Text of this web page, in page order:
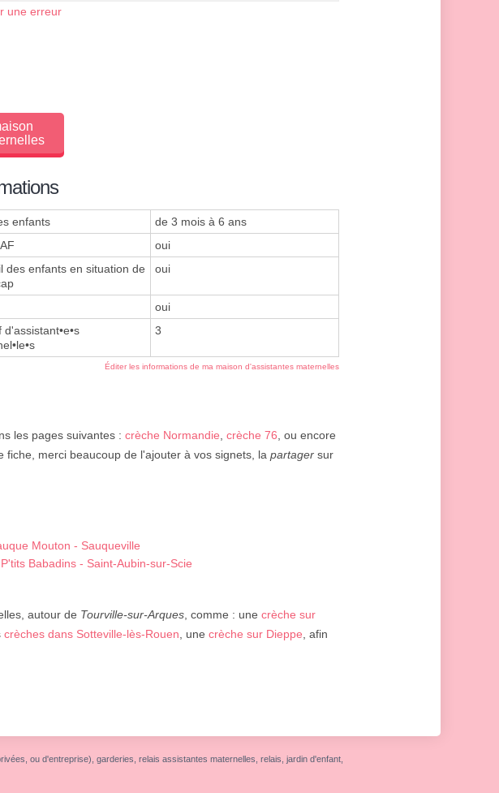
une erreur
enfants
de 3 mois à 6 ans
oui
des enfants en situation de
oui
oui
d'assistant•e•s
3
Éditer les informations de ma maison d'assistantes maternelles
les pages suivantes : crèche Normandie, crèche 76, ou encore
fiche, merci beaucoup de l'ajouter à vos signets, la partager sur
Mouton - Sauqueville
Babadins - Saint-Aubin-sur-Scie
autour de Tourville-sur-Arques, comme : une crèche sur
crèches dans Sotteville-lès-Rouen, une crèche sur Dieppe, afin
ou d'entreprise), garderies, relais assistantes maternelles, relais, jardin d'enfant,